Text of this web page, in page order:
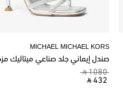
MICHAEL MICHAEL KORS
صندل إيماني جلد صناعي ميتاليك
‎ ⃁ 1080 ‎
‎ ⃁ 432 ‎